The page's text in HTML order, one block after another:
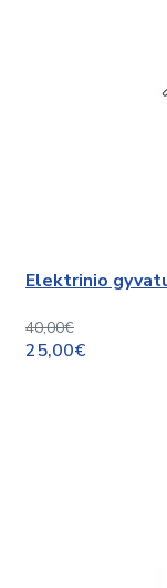
Elektrinio
40,00€
25,00€